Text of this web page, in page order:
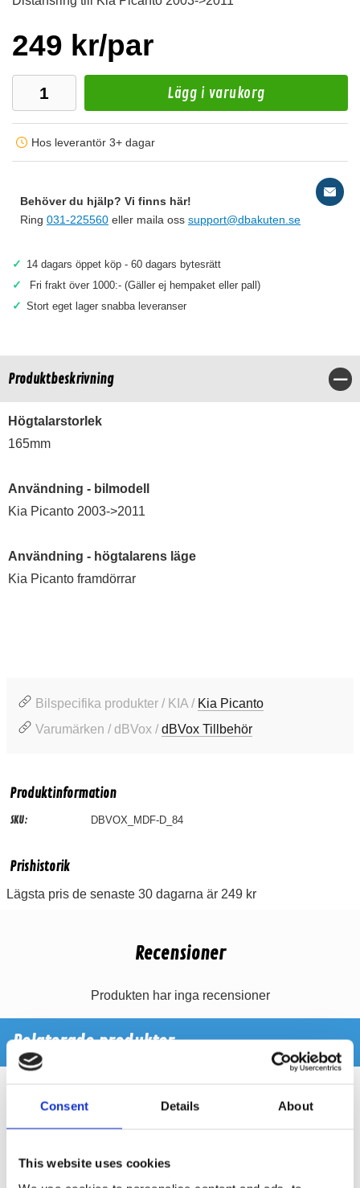
Consent Details About
This website uses cookies
249 kr/par
Lägg i varukorg
Hos leverantör 3+ dagar
Behöver du hjälp? Vi finns här!
Ring 031-225560 eller maila oss support@dbakuten.se
✓ 14 dagars öppet köp - 60 dagars bytesrätt
✓ Fri frakt över 1000:- (Gäller ej hempaket eller pall)
✓ Stort eget lager snabba leveranser
Produktbeskrivning
Högtalarstorlek
165mm
Användning - bilmodell
Kia Picanto 2003->2011
Användning - högtalarens läge
Kia Picanto framdörrar
Bilspecifika produkter / KIA / Kia Picanto
Varumärken / dBVox /dBVox Tillbehör
Produktinformation
SKU: DBVOX_MDF-D_84
Prishistorik
Lägsta pris de senaste 30 dagarna är 249 kr
Recensioner
Produkten har inga recensioner
Relaterade produkter